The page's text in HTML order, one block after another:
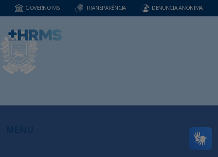
GOVERNO MS TRANSPARÊNCIA DENUNCIA ANÔNIMA